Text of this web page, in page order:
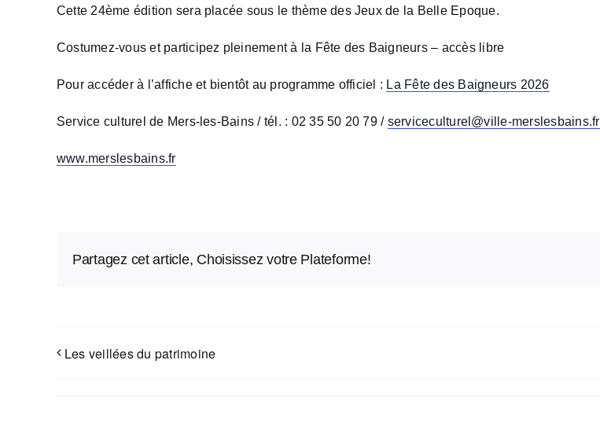
Cette 24ème édition sera placée sous le thème des Jeux de la Belle Epoque.
Costumez-vous et participez pleinement à la Fête des Baigneurs – accès libre
Pour accéder à l’affiche et bientôt au programme officiel : La Fête des Baigneurs 2026
Service culturel de Mers-les-Bains / tél. : 02 35 50 20 79 / serviceculturel@ville-merslesbains.fr
www.merslesbains.fr
Partagez cet article, Choisissez votre Plateforme!
Les veillées du patrimoine